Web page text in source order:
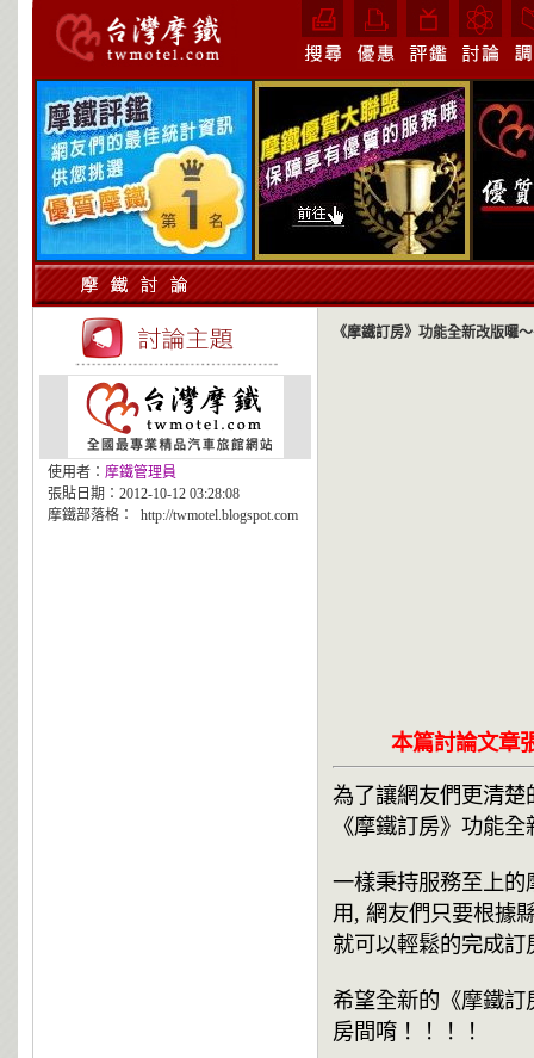
使用者： 摩鐵管理員
張貼日期：2012-10-12 03:28:08
摩鐵部落格： http://twmotel.blogspot.com
《摩鐵訂房》功能全新改版囉
本篇討論文章
為了讓網友們更清
《摩鐵訂房》功能
一樣秉持服務至上
用, 網友們只要根據
就可以輕鬆的完成
希望全新的《摩鐵
房間唷！！！！